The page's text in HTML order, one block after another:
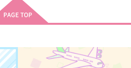
杉元佐一×尾形百之助
サンプル 作品詳細